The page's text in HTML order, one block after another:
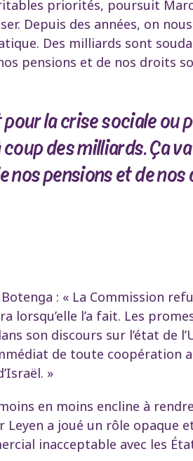
priorités, poursuit
Depuis des années, on nous
Des milliards sont
pensions et de nos droits
pour la crise sociale ou
des milliards. Ça
nos pensions et de
: « La Commission
lorsqu’elle l’a fait. Les
son discours sur l’état de
de toute coopération
»
en moins encline à
Leyen a joué un rôle opaque
inacceptable avec les